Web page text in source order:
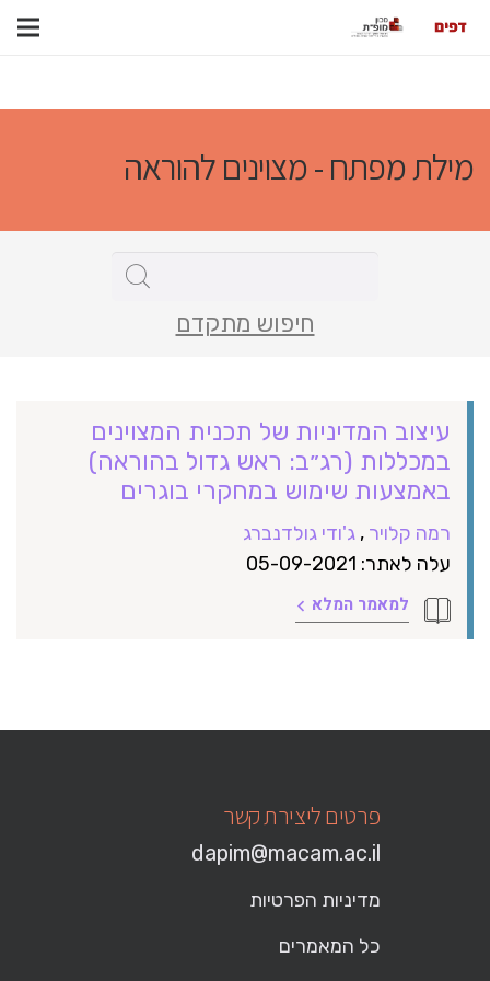
מילת מפתח - מצוינים להוראה
חיפוש מתקדם
עיצוב המדיניות של תכנית המצוינים
במכללות (רג״ב: ראש גדול בהוראה)
באמצעות שימוש במחקרי בוגרים
רמה קלויר , ג'ודי גולדנברג
עלה לאתר: 05-09-2021
למאמר המלא
פרטים ליצירת קשר
dapim@macam.ac.il
מדיניות הפרטיות
כל המאמרים